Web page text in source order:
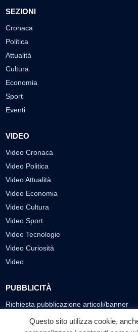
SEZIONI
Cronaca
Politica
Attualità
Cultura
Economia
Sport
Eventi
VIDEO
Video Cronaca
Video Politica
Video Attualità
Video Economia
Video Cultura
Video Sport
Video Tecnologie
Video Curiosità
Video
PUBBLICITÀ
Richiesta pubblicazione articoli/banner
SEGUICI SUI SOCIAL
Questo sito utilizza cookie,